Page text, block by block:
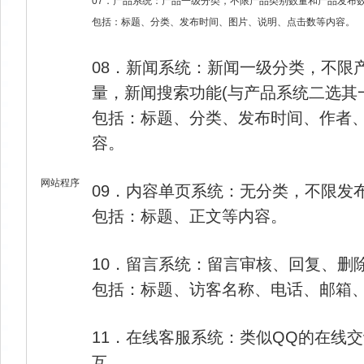
网站程序
包括：标题、分类、发布时间、图片、说明、点击数等内容。
08．新闻系统：新闻一级分类，不限
量，新闻搜索功能(与产品系统二选其
包括：标题、分类、发布时间、作者
容。
09．内容单页系统：无分类，不限发
包括：标题、正文等内容。
10．留言系统：留言审核、回复、删
包括：标题、访客名称、电话、邮箱
11．在线客服系统：类似QQ的在线